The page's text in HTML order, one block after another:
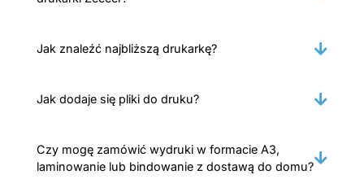
Jak znaleźć najbliższą drukarkę?
Jak dodaje się pliki do druku?
Czy mogę zamówić wydruki w formacie A3,
laminowanie lub bindowanie z dostawą do domu?